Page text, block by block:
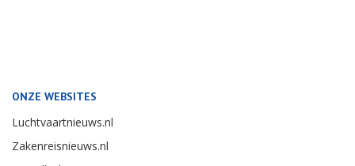
ONZE WEBSITES
Luchtvaartnieuws.nl
Zakenreisnieuws.nl